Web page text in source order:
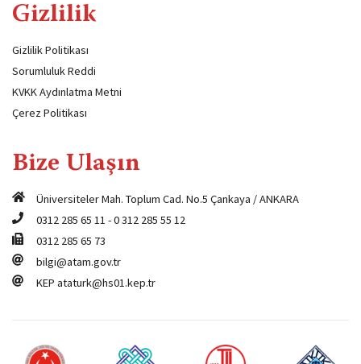
Gizlilik
Gizlilik Politikası
Sorumluluk Reddi
KVKK Aydınlatma Metni
Çerez Politikası
Bize Ulaşın
Üniversiteler Mah. Toplum Cad. No.5 Çankaya / ANKARA
0312 285 65 11 -0 312 285 55 12
0312 285 65 73
bilgi@atam.gov.tr
KEP ataturk@hs01.kep.tr